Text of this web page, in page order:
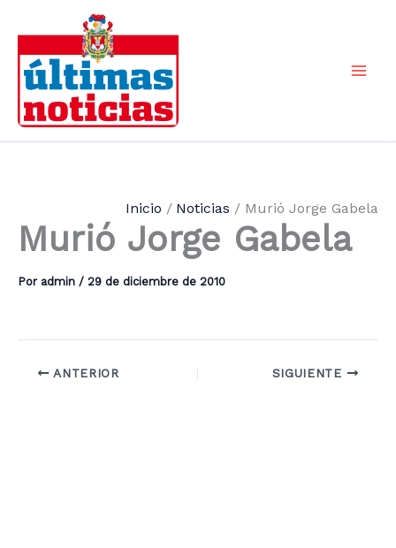
contenido
Inicio Noticias Murió Jorge Gabela
Murió Jorge Gabela
Por admin / 29 de diciembre de 2010
ANTERIOR SIGUIENTE